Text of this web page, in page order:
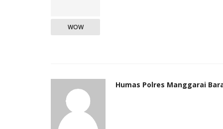
WOW
Humas Polres Manggarai